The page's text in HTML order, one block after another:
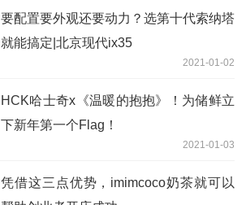
要配置要外观还要动力？选第十代索纳塔
就能搞定|北京现代ix35
2021-01-02
HCK哈士奇x《温暖的抱抱》！为储鲜立
下新年第一个Flag！
2021-01-03
凭借这三点优势，imimcoco奶茶就可以